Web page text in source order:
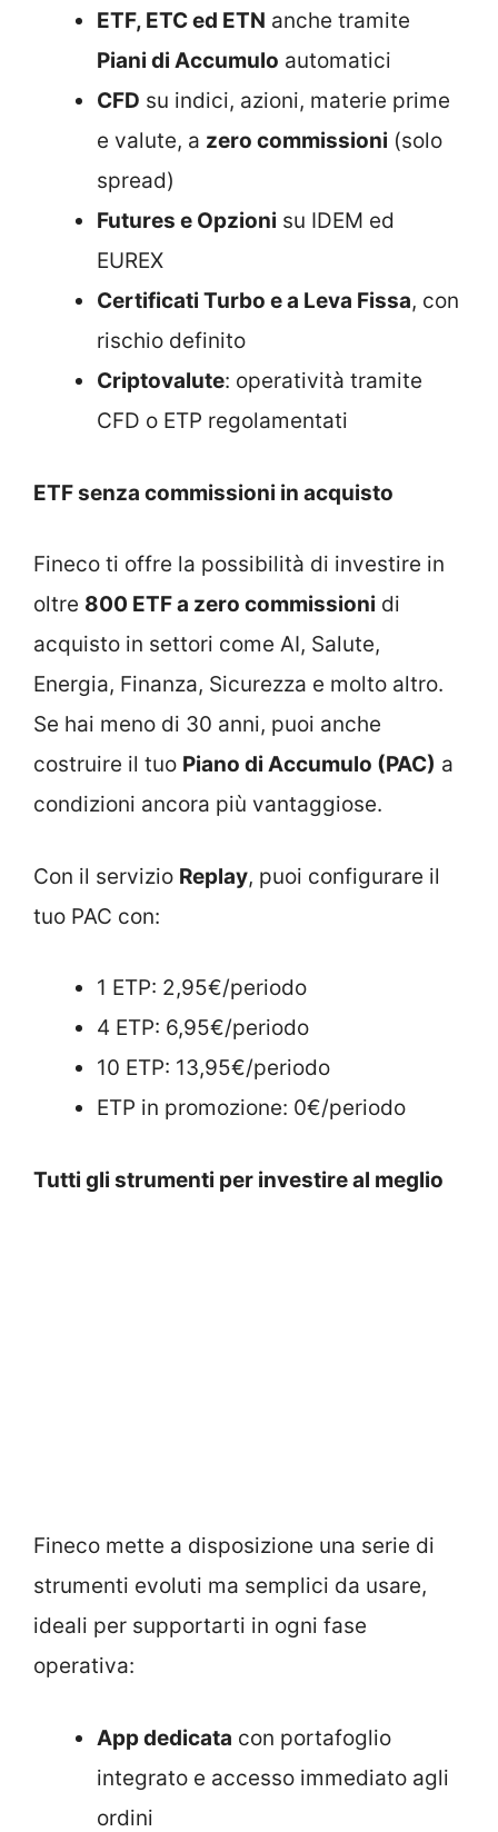
ETF, ETC ed ETN anche tramite
Piani di Accumulo automatici
CFD su indici, azioni, materie prime
e valute, a zero commissioni (solo
spread)
Futures e Opzioni su IDEM ed
EUREX
Certificati Turbo e a Leva Fissa, con
rischio definito
Criptovalute: operatività tramite
CFD o ETP regolamentati
ETF senza commissioni in acquisto
Fineco ti offre la possibilità di investire in
oltre 800 ETF a zero commissioni di
acquisto in settori come AI, Salute,
Energia, Finanza, Sicurezza e molto altro.
Se hai meno di 30 anni, puoi anche
costruire il tuo Piano di Accumulo (PAC) a
condizioni ancora più vantaggiose.
Con il servizio Replay, puoi configurare il
tuo PAC con:
1 ETP: 2,95€/periodo
4 ETP: 6,95€/periodo
10 ETP: 13,95€/periodo
ETP in promozione: 0€/periodo
Tutti gli strumenti per investire al meglio
Fineco mette a disposizione una serie di
strumenti evoluti ma semplici da usare,
ideali per supportarti in ogni fase
operativa:
App dedicata con portafoglio
integrato e accesso immediato agli
ordini